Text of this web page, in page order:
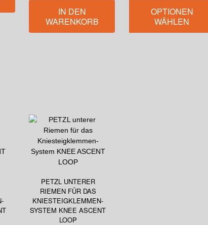
IN DEN
WARENKORB
OPTIONEN
WÄHLEN
PETZL UNTERER
RIEMEN FÜR DAS
KNIESTEIGKLEMMEN-
SYSTEM KNEE ASCENT
LOOP